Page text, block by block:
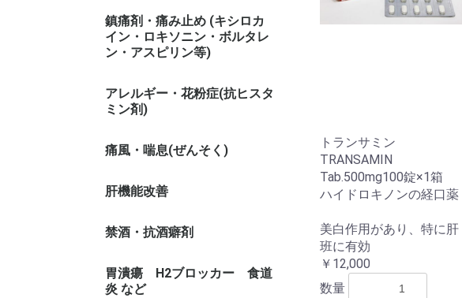
鎮痛剤・痛み止め (キシロカ
イン・ロキソニン・ボルタレ
ン・アスピリン等)
アレルギー・花粉症(抗ヒスタ
ミン剤)
痛風・喘息(ぜんそく)
肝機能改善
禁酒・抗酒癖剤
胃潰瘍 H2ブロッカー 食道
炎 など
トランサミン
TRANSAMIN
Tab.500mg100錠×1箱
ハイドロキノンの経口薬
美白作用があり、特に肝
班に有効
￥12,000
数量